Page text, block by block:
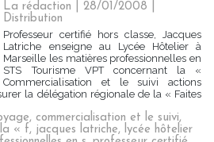
La rédaction | 28/01/2008
Distribution
Professeur certifié hors classe, Jacques
Latriche enseigne au Lycée Hôtelier à
Marseille les matières professionnelles en
STS Tourisme VPT concernant la «
Commercialisation et le suivi actions
la délégation régionale de la « Faites
, commercialisation et le suivi,
« f, jacques latriche, lycée hôtelier